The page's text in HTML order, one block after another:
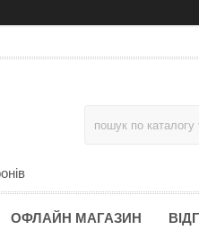
ОФЛАЙН МАГАЗИН